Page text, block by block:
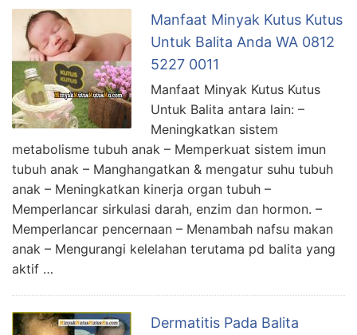
Manfaat Minyak Kutus Kutus
Untuk Balita Anda WA 0812
5227 0011
Manfaat Minyak Kutus Kutus
Untuk Balita antara lain: –
Meningkatkan sistem
metabolisme tubuh anak – Memperkuat sistem imun
tubuh anak – Manghangatkan & mengatur suhu tubuh
anak – Meningkatkan kinerja organ tubuh –
Memperlancar sirkulasi darah, enzim dan hormon. –
Memperlancar pencernaan – Menambah nafsu makan
anak – Mengurangi kelelahan terutama pd balita yang
aktif …
Dermatitis Pada Balita